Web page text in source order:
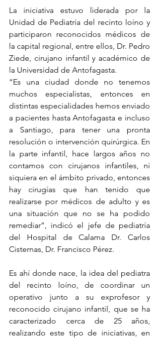
La iniciativa estuvo liderada por la
Unidad de Pediatría del recinto loíno y
participaron reconocidos médicos de
la capital regional, entre ellos, Dr. Pedro
Ziede, cirujano infantil y académico de
la Universidad de Antofagasta.
“Es una ciudad donde no tenemos
muchos especialistas, entonces en
distintas especialidades hemos enviado
a pacientes hasta Antofagasta e incluso
a Santiago, para tener una pronta
resolución o intervención quirúrgica. En
la parte infantil, hace largos años no
contamos con cirujanos infantiles, ni
siquiera en el ámbito privado, entonces
hay cirugías que han tenido que
realizarse por médicos de adulto y es
una situación que no se ha podido
remediar”, indicó el jefe de pediatría
del Hospital de Calama Dr. Carlos
Cisternas, Dr. Francisco Pérez.
Es ahí donde nace, la idea del pediatra
del recinto loíno, de coordinar un
operativo junto a su exprofesor y
reconocido cirujano infantil, que se ha
caracterizado cerca de 25 años,
realizando este tipo de iniciativas, en